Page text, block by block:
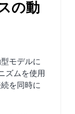
の動
モデルに
ズムを使用
を同時に